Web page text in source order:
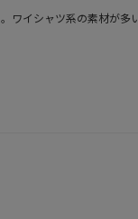
ワイシャツ系の素材が多い